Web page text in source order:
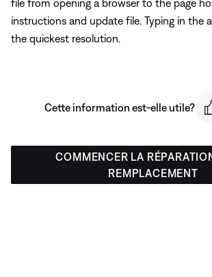
instructions and update file. Typing in the
the quickest resolution.
Cette information est-elle utile?
COMMENCER LA
REMPLACEMENT